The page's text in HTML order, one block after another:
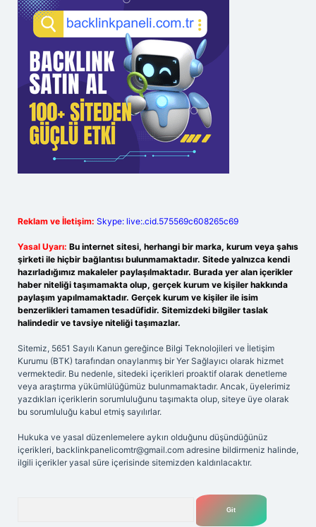
Reklam ve İletişim: Skype: live:.cid.575569c608265c69
Yasal Uyarı: Bu internet sitesi, herhangi bir marka, kurum veya şahıs
şirketi ile hiçbir bağlantısı bulunmamaktadır. Sitede yalnızca kendi
hazırladığımız makaleler paylaşılmaktadır. Burada yer alan içerikler
haber niteliği taşımamakta olup, gerçek kurum ve kişiler hakkında
paylaşım yapılmamaktadır. Gerçek kurum ve kişiler ile isim
benzerlikleri tamamen tesadüfidir. Sitemizdeki bilgiler taslak
halindedir ve tavsiye niteliği taşımazlar.
Sitemiz, 5651 Sayılı Kanun gereğince Bilgi Teknolojileri ve İletişim
Kurumu (BTK) tarafından onaylanmış bir Yer Sağlayıcı olarak hizmet
vermektedir. Bu nedenle, sitedeki içerikleri proaktif olarak denetleme
veya araştırma yükümlülüğümüz bulunmamaktadır. Ancak, üyelerimiz
yazdıkları içeriklerin sorumluluğunu taşımakta olup, siteye üye olarak
bu sorumluluğu kabul etmiş sayılırlar.
Hukuka ve yasal düzenlemelere aykırı olduğunu düşündüğünüz
içerikleri, backlinkpanelicomtr@gmail.com adresine bildirmeniz halinde,
ilgili içerikler yasal süre içerisinde sitemizden kaldırılacaktır.